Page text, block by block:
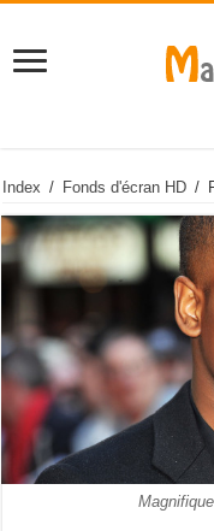
Index / Fonds d'écran HD /